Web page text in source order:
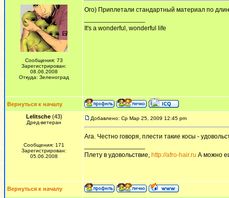
Сообщения: 73
Зарегистрирован:
08.06.2008
Откуда: Зеленоград
Ого) Приплетали стандартный материал по
It's a wonderful, wonderful life
Вернуться к началу
Lelitsche(43)
Дред-ветеран
Сообщения: 171
Зарегистрирован:
05.06.2008
Добавлено: Ср Мар 25, 2009 12:45 pm
Ага. Честно говоря, плести такие косы -
Плету в удовольствие, http://afro-hair.ru А можно
Вернуться к началу